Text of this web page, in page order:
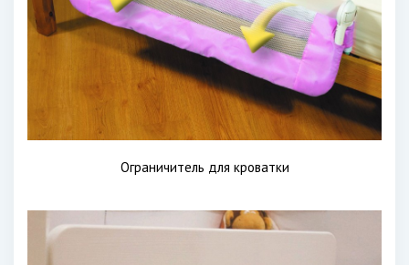
Ограничитель для кроватки